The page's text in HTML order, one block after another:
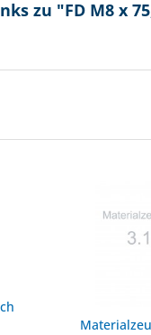
zu "FD M8 x